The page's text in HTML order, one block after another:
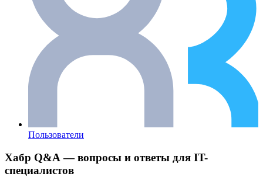
Пользователи
Хабр Q&A — вопросы и ответы для IT-
специалистов